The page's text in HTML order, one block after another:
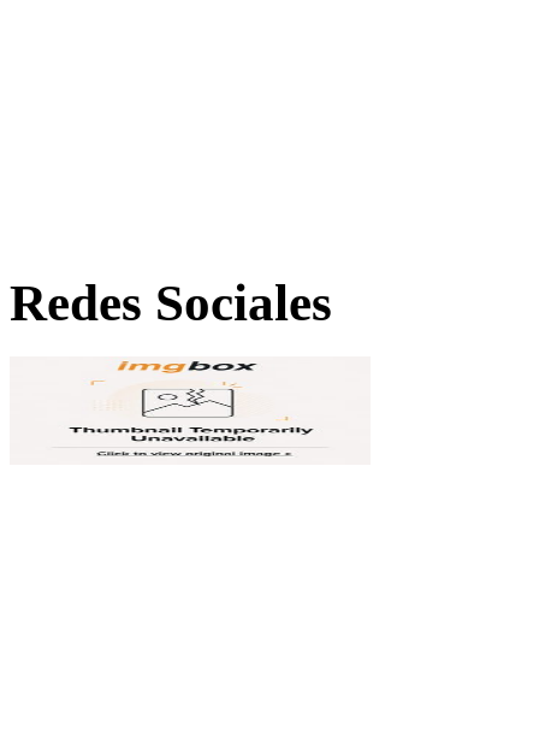
Redes Sociales